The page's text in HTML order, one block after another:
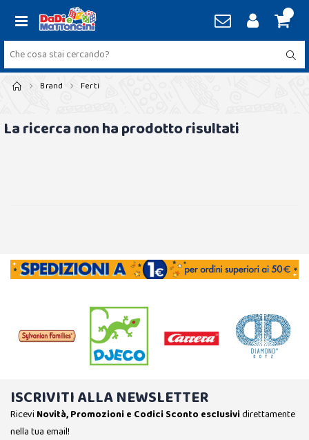
Brand Ferti
La ricerca non ha prodotto risultati
ISCRIVITI ALLA NEWSLETTER
Ricevi Novità, Promozioni e Codici Sconto esclusividirettamente
nella tua email!